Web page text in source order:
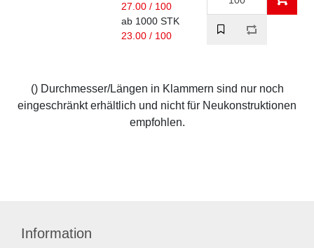
27.00 / 100
ab 1000 STK
23.00 / 100
() Durchmesser/Längen in Klammern sind nur noch
eingeschränkt erhältlich und nicht für Neukonstruktionen
empfohlen.
Information